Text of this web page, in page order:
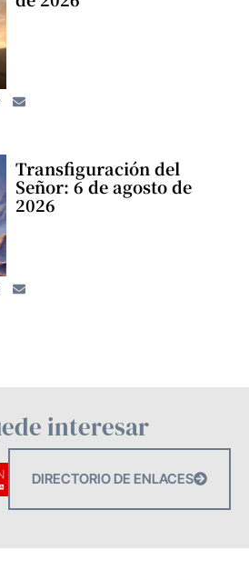
Transfiguración del
Señor: 6 de agosto de
2026
interesar
DIRECTORIO DE ENLACES